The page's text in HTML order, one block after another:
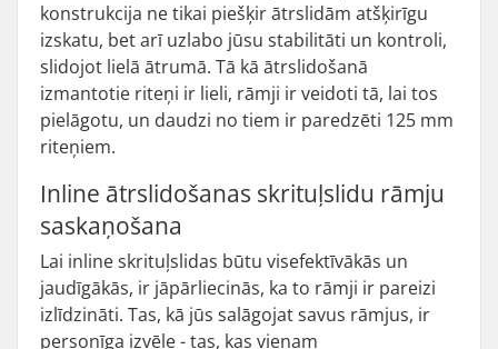
konstrukcija ne tikai piešķir ātrslidām atšķirīgu
izskatu, bet arī uzlabo jūsu stabilitāti un kontroli,
slidojot lielā ātrumā. Tā kā ātrslidošanā
izmantotie riteņi ir lieli, rāmji ir veidoti tā, lai tos
pielāgotu, un daudzi no tiem ir paredzēti 125 mm
riteņiem.
Inline ātrslidošanas skrituļslidu rāmju
saskaņošana
Lai inline skrituļslidas būtu visefektīvākās un
jaudīgākās, ir jāpārliecinās, ka to rāmji ir pareizi
izlīdzināti. Tas, kā jūs salāgojat savus rāmjus, ir
personīga izvēle - tas, kas vienam